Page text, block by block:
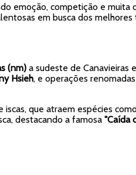
emoção, competição e muita
em busca dos
(nm) a sudeste de Canavieiras
Hsieh, e operações
que atraem espécies
destacando a famosa "Caída